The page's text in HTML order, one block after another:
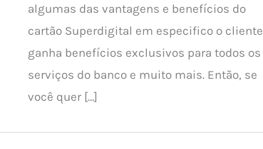
algumas das vantagens e benefícios do
cartão Superdigital em especifico o cliente
ganha benefícios exclusivos para todos os
serviços do banco e muito mais. Então, se
você quer […]